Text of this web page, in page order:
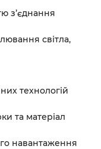
з’єднання
світла,
технологій
та матеріал
навантаження